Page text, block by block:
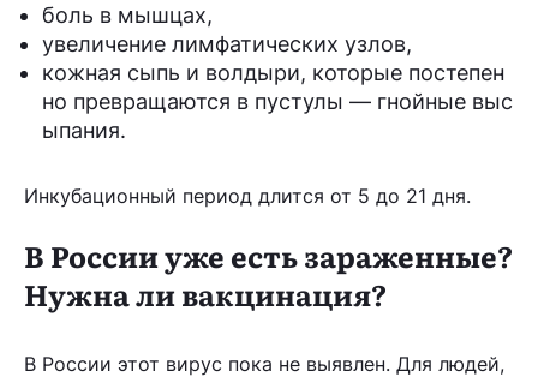
боль в мышцах,
увеличение лимфатических узлов,
кожная сыпь и волдыри, которые постепен
но превращаются в пустулы — гнойные выс
ыпания.
Инкубационный период длится от 5 до 21 дня.
В России уже есть зараженные?
Нужна ли вакцинация?
В России этот вирус пока не выявлен. Для людей,